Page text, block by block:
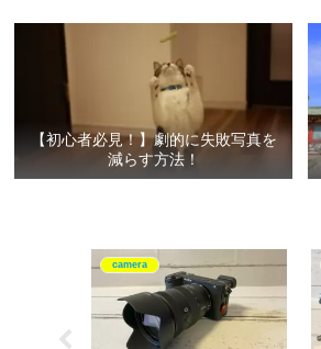
【初心者必見！】劇的に失敗写真を
減らす方法！
camera